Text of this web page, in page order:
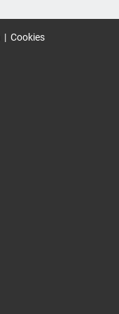
| Cookies